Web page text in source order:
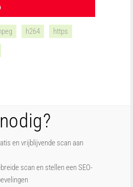
h264 https
nodig?
en vrijblijvende scan aan
scan en stellen een SEO-